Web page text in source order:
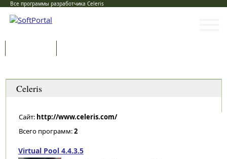
Все программы разработчика Celeris
Celeris
Сайт: http://www.celeris.com/
Всего программ:2
Virtual Pool 4.4.3.5